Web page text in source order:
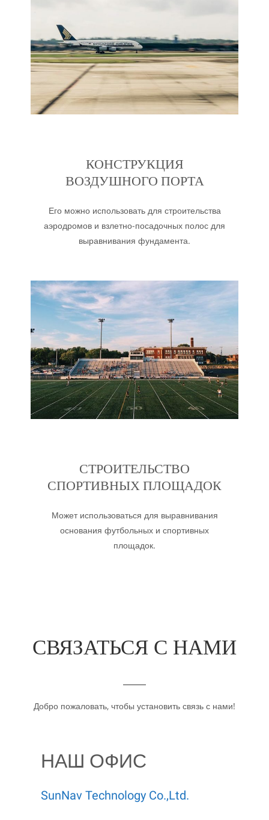
КОНСТРУКЦИЯ
ВОЗДУШНОГО ПОРТА
Его можно использовать для строительства
аэродромов и взлетно-посадочных полос для
выравнивания фундамента.
СТРОИТЕЛЬСТВО
СПОРТИВНЫХ ПЛОЩАДОК
Может использоваться для выравнивания
основания футбольных и спортивных
площадок.
СВЯЗАТЬСЯ С НАМИ
Добро пожаловать, чтобы установить связь с нами!
НАШ ОФИС
SunNav Technology Co.,Ltd.